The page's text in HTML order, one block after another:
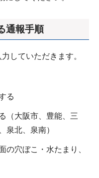
通報手順
していただきます。
る
（大阪市、豊能、三
泉北、泉南）
の穴ぼこ・水たまり、